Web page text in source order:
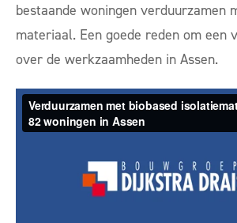
bestaande woningen verduurzamen
materiaal. Een goede reden om een
over de werkzaamheden in Assen.